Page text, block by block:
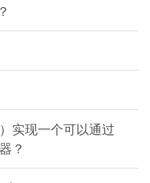
实现一个可以通过
？